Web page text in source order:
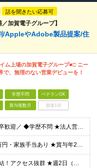
話を聞きたい応募可
加賀電子グループ】
/AppleやAdobe製品提案/住
ム上場の加賀電子グループ■□ ニー
で、無理のない営業デビューを！
学歴不問 ベテランOK
賞与複数月 面接1回
＼未経験・第二新卒歓迎／ ◆学歴不問 ★法人営業未経験、IT業界未経験の方が多数活躍しています！ 「安定した環境で長く働きたい」 「過度なノルマから解放されたい」 「プライベートの時間も大切にしたい
★住宅手当最大4万円・家族手当あり ★賞与年2回（業績次第では決算賞与支給あり） 【想定年収400万円～】 ◆月給245,500円～347,200円（一律手当を含む）＋各種手当＋賞与年2回（業績次第
★「八丁堀駅」直結！アクセス抜群 ★週2日（月8日迄）リモート・在宅ワーク可※試用期間終了後 ★直行直帰OK・帰社義務なし 本社：東京都中央区八丁堀3-27-10 八丁堀プラザビル 9F ※担当す